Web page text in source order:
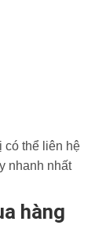
có thể liên hệ
nhanh nhất
hàng